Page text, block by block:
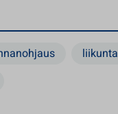
liikunta